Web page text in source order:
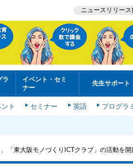
ニュースリリース
ラ
イベント・セミ
ナー
先生サポート
ト セミナー 英語 プログラ
「東大阪モノづくりICTクラブ」の活動を開